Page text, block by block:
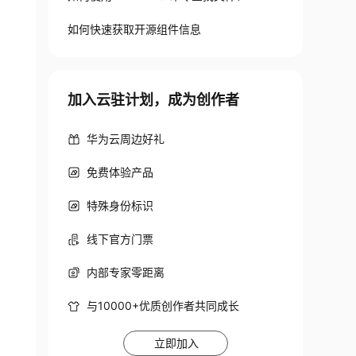
如何快速获取开源组件信息
加入云驻计划，成为创作者
华为云周边好礼
免费体验产品
特殊身份标识
线下官方门票
内部专家零距离
与10000+优质创作者共同成长
立即加入